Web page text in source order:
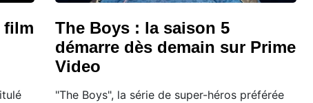
film
The Boys : la saison 5
démarre dès demain sur Prime
Video
"The Boys", la série de super-héros préférée